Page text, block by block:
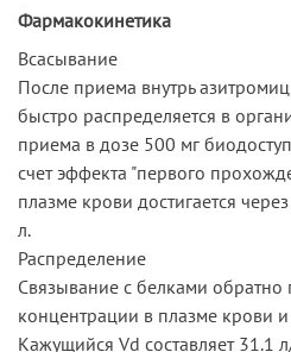
Фармакокинетика
Всасывание
После приема внутрь
быстро распределяется в
приема в дозе 500 мг
счет эффекта "первого
плазме крови достигается
л.
Распределение
Связывание с белками
концентрации в плазме крови и
Кажущийся Vd составляет 31.1